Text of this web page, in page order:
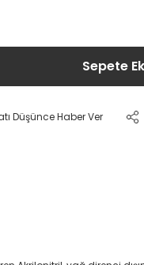
Sepete
Düşünce Haber Ver